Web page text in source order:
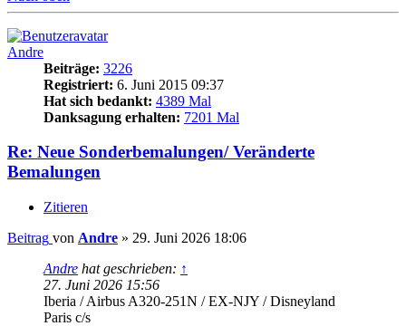
Andre
Beiträge: 3226
Registriert: 6. Juni 2015 09:37
Hat sich bedankt: 4389 Mal
Danksagung erhalten: 7201 Mal
Re: Neue Sonderbemalungen/ Veränderte
Bemalungen
Zitieren
Beitrag von Andre » 29. Juni 2026 18:06
Andre hat geschrieben: ↑
27. Juni 2026 15:56
Iberia / Airbus A320-251N / EX-NJY / Disneyland
Paris c/s